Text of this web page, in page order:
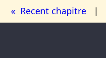
« Recent chapitre |